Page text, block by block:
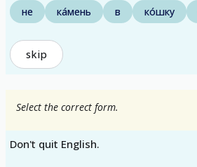
не ка́мень в ко́шку
skip
Select the correct form.
Don't quit English.